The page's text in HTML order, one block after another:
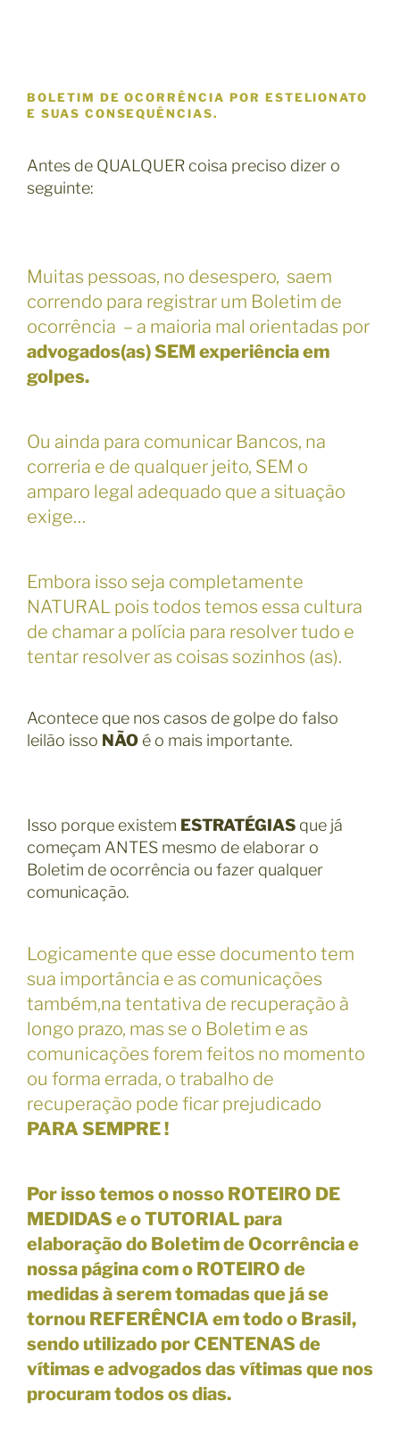
BOLETIM DE OCORRÊNCIA POR ESTELIONATO
E SUAS CONSEQUÊNCIAS.
Antes de QUALQUER coisa preciso dizer o
seguinte:
Muitas pessoas, no desespero, saem
correndo para registrar um Boletim de
ocorrência – a maioria mal orientadas por
advogados(as) SEM experiência em
golpes.
Ou ainda para comunicar Bancos, na
correria e de qualquer jeito, SEM o
amparo legal adequado que a situação
exige…
Embora isso seja completamente
NATURAL pois todos temos essa cultura
de chamar a polícia para resolver tudo e
tentar resolver as coisas sozinhos (as).
Acontece que nos casos de golpe do falso
leilão isso NÃO é o mais importante.
Isso porque existem ESTRATÉGIAS que já
começam ANTES mesmo de elaborar o
Boletim de ocorrência ou fazer qualquer
comunicação.
Logicamente que esse documento tem
sua importância e as comunicações
também,na tentativa de recuperação à
longo prazo, mas se o Boletim e as
comunicações forem feitos no momento
ou forma errada, o trabalho de
recuperação pode ficar prejudicado
PARA SEMPRE!
Por isso temos o nosso ROTEIRO DE
MEDIDAS e oTUTORIAL para
elaboração do Boletim de Ocorrênciae
nossa página com o ROTEIRO de
medidasà serem tomadas que já se
tornou REFERÊNCIA em todo o Brasil,
sendo utilizado por CENTENAS de
vítimas e advogados das vítimas que nos
procuram todos os dias.